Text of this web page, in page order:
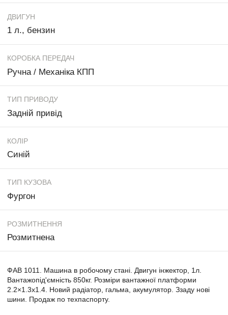
ДВИГУН
1 л., бензин
КОРОБКА ПЕРЕДАЧ
Ручна / Механіка КПП
ТИП ПРИВОДУ
Задній привід
КОЛІР
Синій
ТИП КУЗОВА
Фургон
РОЗМИТНЕННЯ
Розмитнена
ФАВ 1011. Машина в робочому стані. Двигун інжектор, 1л.
Вантажопід'ємність 850кг. Розміри вантажної платформи
2.2×1.3х1.4. Новий радіатор, гальма, акумулятор. Ззаду нові
шини. Продаж по техпаспорту.